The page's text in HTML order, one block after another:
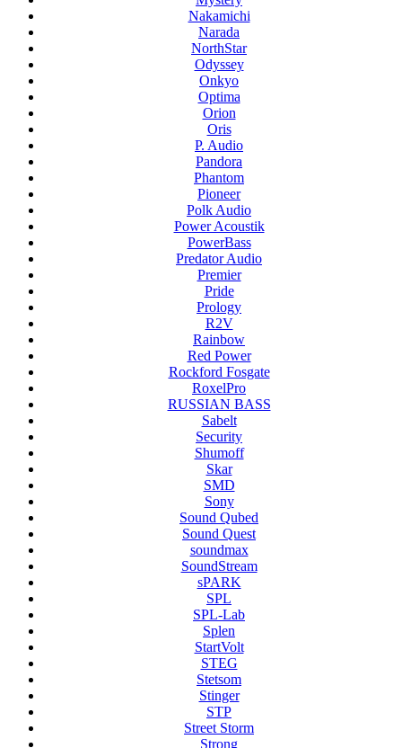
Nakamichi
Narada
NorthStar
Odyssey
Onkyo
Optima
Orion
Oris
P. Audio
Pandora
Phantom
Pioneer
Polk Audio
Power Acoustik
PowerBass
Predator Audio
Premier
Pride
Prology
R2V
Rainbow
Red Power
Rockford Fosgate
RoxelPro
RUSSIAN BASS
Sabelt
Security
Shumoff
Skar
SMD
Sony
Sound Qubed
Sound Quest
soundmax
SoundStream
sPARK
SPL
SPL-Lab
Splen
StartVolt
STEG
Stetsom
Stinger
STP
Street Storm
Strong